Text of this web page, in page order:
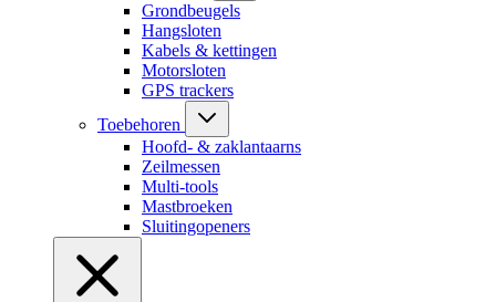
Grondbeugels
Hangsloten
Kabels & kettingen
Motorsloten
GPS trackers
Toebehoren
Hoofd- & zaklantaarns
Zeilmessen
Multi-tools
Mastbroeken
Sluitingopeners